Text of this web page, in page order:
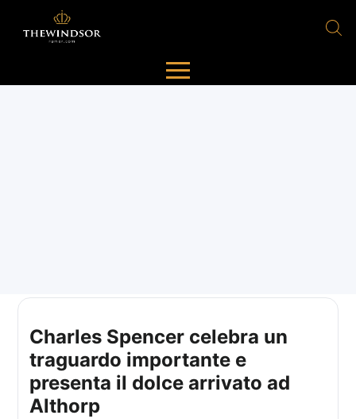
Charles Spencer celebra un
traguardo importante e
presenta il dolce arrivato ad
Althorp